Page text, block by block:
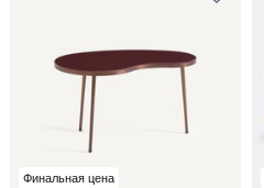
Финальная цена